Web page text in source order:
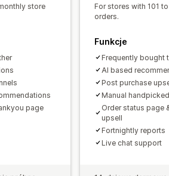
Często kupowane razem
Współczynniki
Skuteczność rekomendacji
store
page
For stores with 101
orders.
Funkcje
Frequently bought
AI based
Post purchase
Manual
Order status page
upsell
Fortnightly reports
Live chat support